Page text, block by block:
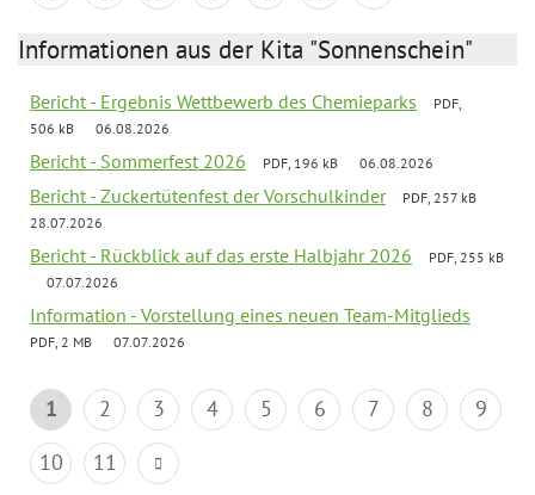
Informationen aus der Kita "Sonnenschein"
Bericht - Ergebnis Wettbewerb des Chemieparks
PDF,
506 kB
06.08.2026
Bericht - Sommerfest 2026 PDF, 196 kB 06.08.2026
Bericht - Zuckertütenfest der Vorschulkinder
PDF, 257 kB
28.07.2026
Bericht - Rückblick auf das erste Halbjahr 2026
PDF, 255 kB
07.07.2026
Information - Vorstellung eines neuen Team-Mitglieds
PDF, 2 MB 07.07.2026
1 2 3 4 5 6 7 8
9
10
11